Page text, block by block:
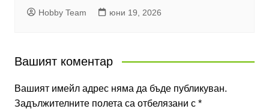
Hobby Team юни 19, 2026
Вашият коментар
Вашият имейл адрес няма да бъде публикуван.
Задължителните полета са отбелязани с *